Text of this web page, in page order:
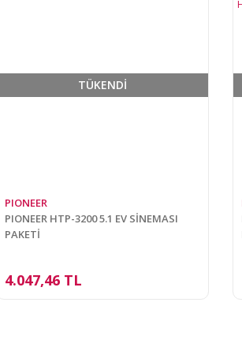
TÜKENDİ
PIONEER
PIONEER HTP-3200 5.1 EV SİNEMASI
PAKETİ
4.047,46 TL